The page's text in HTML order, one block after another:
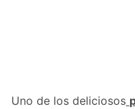
Uno de los deliciosos